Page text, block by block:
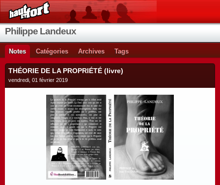
Philippe Landeux
Notes Catégories Archives Tags
THÉORIE DE LA PROPRIÉTÉ (livre)
vendredi, 01 février 2019